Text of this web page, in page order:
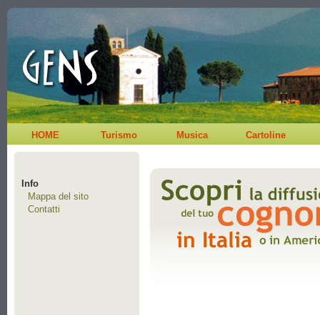
HOME Turismo Musica Cartoline
Info
Mappa del sito
Contatti